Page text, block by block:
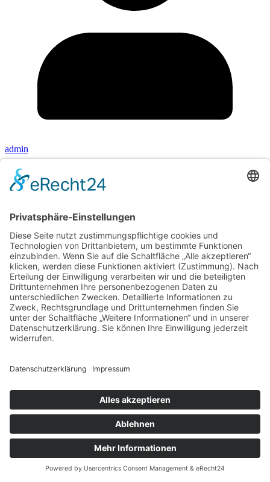
admin
Top Themen
Entertainment
Datenschutz
Impressum
Weitere Infos
Über uns
Wir lieben Technik. Und weil wir sie lieben, möchten wir sie Euch
unbekanntere Themengebiete. Eins ist sicher: Hier wird es nicht
langweilig. Begleitet uns auf dieser Reise!
Menü
Gadgets
Ratgeber